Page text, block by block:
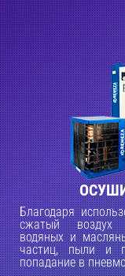
Благодаря
сжатый воздух
водяных и
частиц, пыли и
попадание в